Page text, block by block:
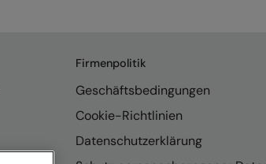
Firmenpolitik
Geschäftsbedingungen
Cookie-Richtlinien
Datenschutzerklärung